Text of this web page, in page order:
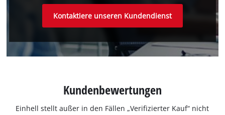
Kontaktiere unseren Kundendienst
Kundenbewertungen
Einhell stellt außer in den Fällen „Verifizierter Kauf“ nicht